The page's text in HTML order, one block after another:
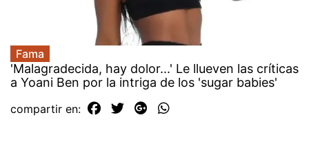
Fama
'Malagradecida, hay dolor...' Le llueven las críticas
a Yoani Ben por la intriga de los 'sugar babies'
compartir en: